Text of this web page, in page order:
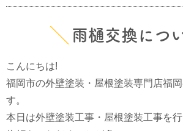
雨樋交換につ
こんにちは!
福岡市の外壁塗装・屋根塗装専門店福
す。
本日は外壁塗装工事・屋根塗装工事を